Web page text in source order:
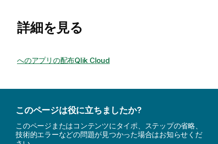
詳細を見る
へのアプリの配布Qlik Cloud
このページは役に立ちましたか?
このページまたはコンテンツにタイポ、ステップの省略、
技術的エラーなどの問題が見つかった場合はお知らせくだ